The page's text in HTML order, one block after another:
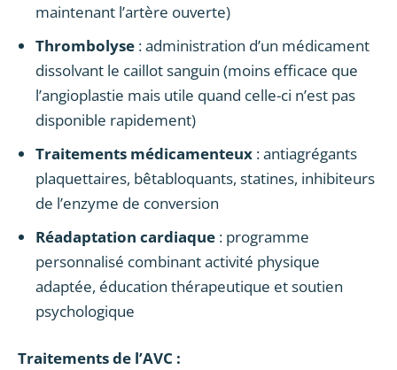
maintenant l’artère ouverte)
Thrombolyse : administration d’un médicament
dissolvant le caillot sanguin (moins efficace que
l’angioplastie mais utile quand celle-ci n’est pas
disponible rapidement)
Traitements médicamenteux : antiagrégants
plaquettaires, bêtabloquants, statines, inhibiteurs
de l’enzyme de conversion
Réadaptation cardiaque : programme
personnalisé combinant activité physique
adaptée, éducation thérapeutique et soutien
psychologique
Traitements de l’AVC :